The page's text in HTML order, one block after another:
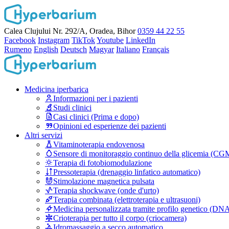
Calea Clujului Nr. 292/A, Oradea, Bihor 0359 44 22 55
Facebook Instagram TikTokYoutube LinkedIn
Rumeno English Deutsch Magyar Italiano Français
Medicina iperbarica
Informazioni per i pazienti
Studi clinici
Casi clinici (Prima e dopo)
Opinioni ed esperienze dei pazienti
Altri servizi
Vitaminoterapia endovenosa
Sensore di monitoraggio continuo della glicemia
Terapia di fotobiomodulazione
Pressoterapia (drenaggio linfatico automatico)
Stimolazione magnetica pulsata
Terapia shockwave (onde d'urto)
Terapia combinata (elettroterapia e ultrasuoni)
Medicina personalizzata tramite profilo genetico
Crioterapia per tutto il corpo (criocamera)
Idromassaggio a secco automatico